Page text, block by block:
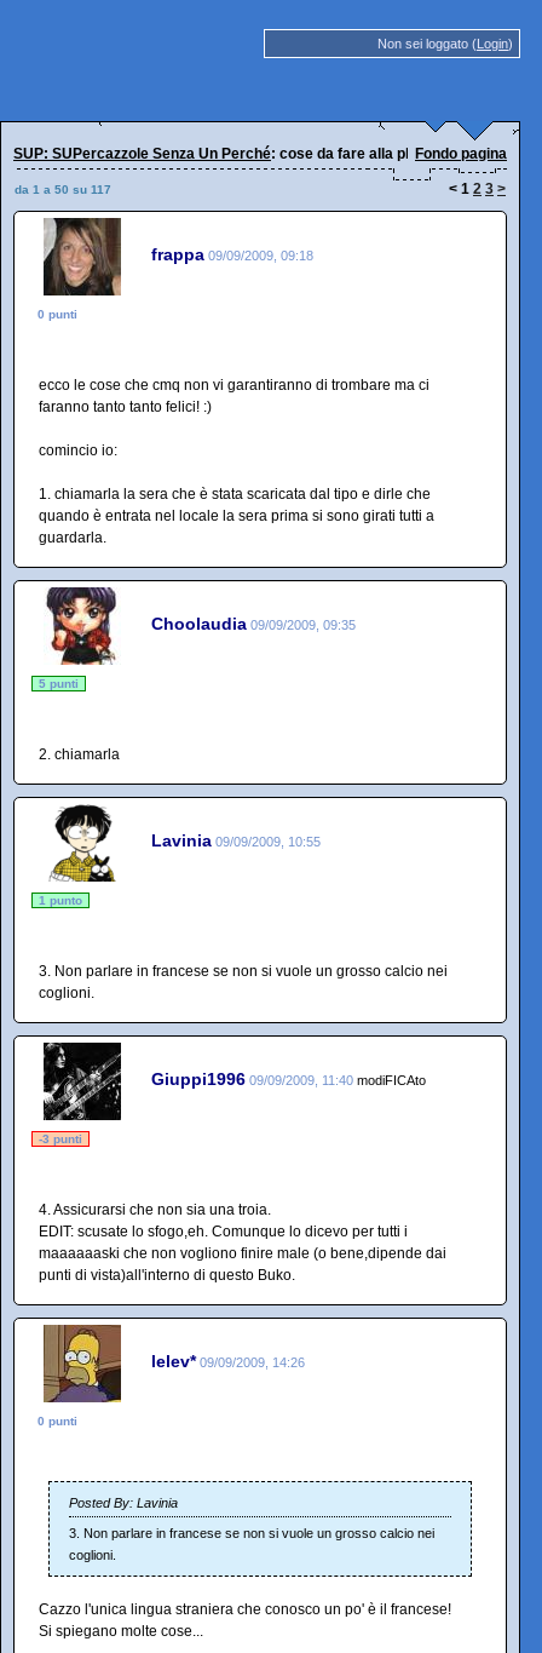
Non sei loggato (Login)
SUP: SUPercazzole Senza Un Perché: cose da fare alla pheegaFondo pagina
da 1 a 50 su 117 < 1 2 3 >
frappa 09/09/2009, 09:18
0 punti
ecco le cose che cmq non vi garantiranno di trombare ma ci
faranno tanto tanto felici! :)
comincio io:
1. chiamarla la sera che è stata scaricata dal tipo e dirle che
quando è entrata nel locale la sera prima si sono girati tutti a
guardarla.
Choolaudia 09/09/2009, 09:35
5 punti
2. chiamarla
Lavinia 09/09/2009, 10:55
1 punto
3. Non parlare in francese se non si vuole un grosso calcio nei
coglioni.
Giuppi1996 09/09/2009, 11:40 modiFICAto
-3 punti
4. Assicurarsi che non sia una troia.
EDIT: scusate lo sfogo,eh. Comunque lo dicevo per tutti i
maaaaaaski che non vogliono finire male (o bene,dipende dai
punti di vista)all'interno di questo Buko.
lelev* 09/09/2009, 14:26
0 punti
Posted By: Lavinia
3. Non parlare in francese se non si vuole un grosso calcio nei
coglioni.
Cazzo l'unica lingua straniera che conosco un po' è il francese!
Si spiegano molte cose...